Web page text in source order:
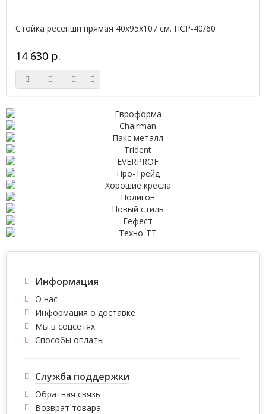
Стойка ресепшн прямая 40х95х107 см. ПСР-40/60
14 630 р.
Информация
О нас
Информация о доставке
Мы в соцсетях
Способы оплаты
Служба поддержки
Обратная связь
Возврат товара